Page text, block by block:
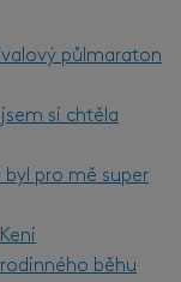
půlmaraton
si chtěla
byl pro mě super
běhu